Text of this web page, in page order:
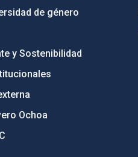
de género
y Sostenibilidad
Ochoa